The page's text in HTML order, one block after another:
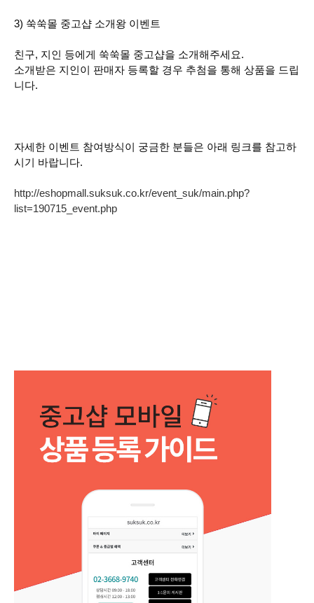
3) 쑥쑥몰 중고샵 소개왕 이벤트
친구, 지인 등에게 쑥쑥몰 중고샵을 소개해주세요.
소개받은 지인이 판매자 등록할 경우 추첨을 통해 상품을 드립
니다.
자세한 이벤트 참여방식이 궁금한 분들은 아래 링크를 참고하
시기 바랍니다.
http://eshopmall.suksuk.co.kr/event_suk/main.php?
list=190715_event.php